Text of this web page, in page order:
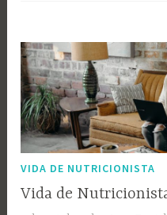
VIDA DE NUTRICIONISTA
Vida de